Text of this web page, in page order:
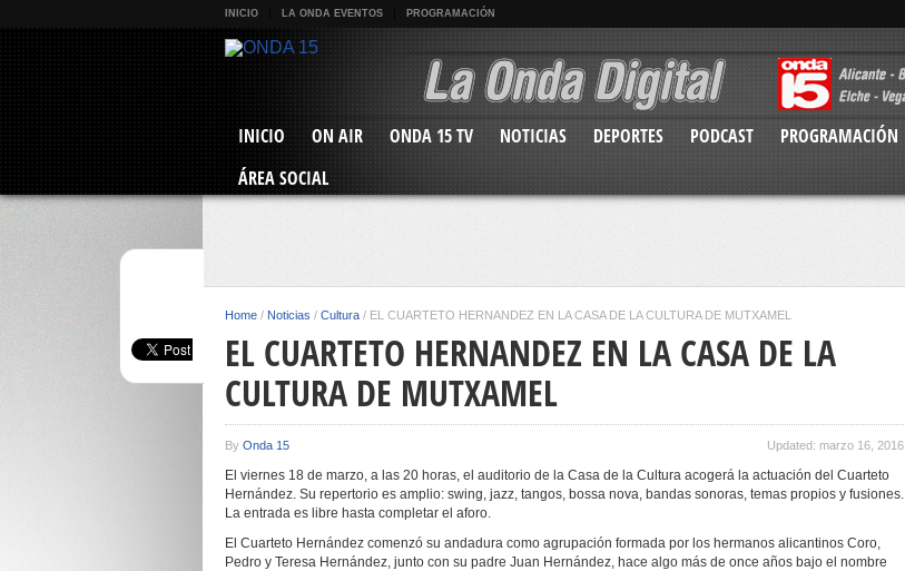
INICIO LA ONDA EVENTOS PROGRAMACIÓN
INICIO ON AIR ONDA 15 TV NOTICIAS DEPORTES PODCAST PROGRAMACIÓN
ÁREA SOCIAL
Home / Noticias / Cultura / EL CUARTETO HERNANDEZ EN LA CASA DE LA CULTURA DE MUTXAMEL
EL CUARTETO HERNANDEZ EN LA CASA DE LA
CULTURA DE MUTXAMEL
By Onda 15 Updated: marzo 16, 2016
El viernes 18 de marzo, a las 20 horas, el auditorio de la Casa de la Cultura acogerá la actuación del Cuarteto
Hernández. Su repertorio es amplio: swing, jazz, tangos, bossa nova, bandas sonoras, temas propios y fusiones.
La entrada es libre hasta completar el aforo.
El Cuarteto Hernández comenzó su andadura como agrupación formada por los hermanos alicantinos Coro,
Pedro y Teresa Hernández, junto con su padre Juan Hernández, hace algo más de once años bajo el nombre